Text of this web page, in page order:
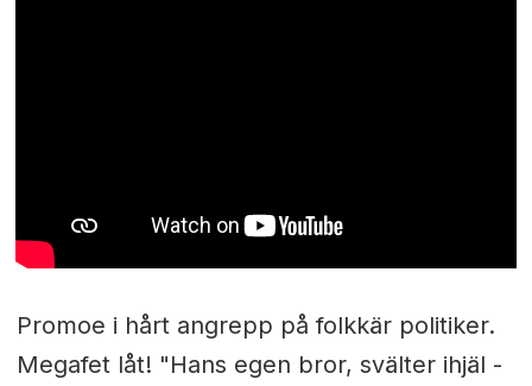
Promoe i hårt angrepp på folkkär politiker.
Megafet låt! "Hans egen bror, svälter ihjäl -